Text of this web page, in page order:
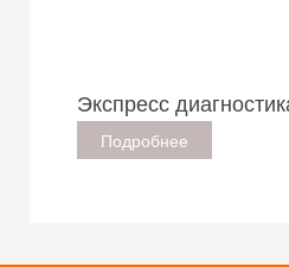
Экспресс
Подробнее